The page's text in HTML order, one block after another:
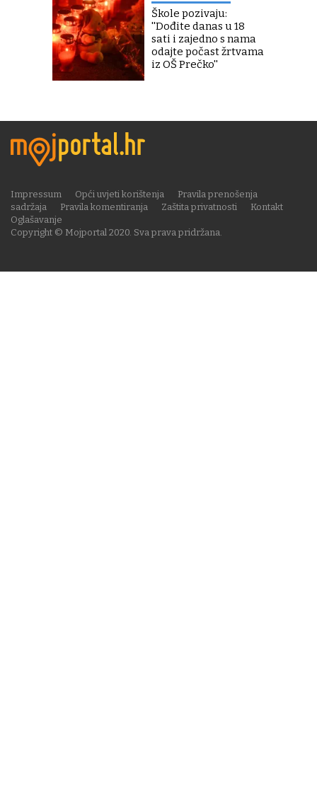
Škole pozivaju:
''Dođite danas u 18
sati i zajedno s nama
odajte počast žrtvama
iz OŠ Prečko''
Copyright © Mojportal 2020. Sva prava pridržana.
Impressum Opći uvjeti korištenja
Pravila prenošenja
sadržaja
Pravila komentiranja Zaštita privatnosti
Kontakt
Oglašavanje